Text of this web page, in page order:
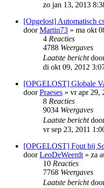
zo jan 13, 2013
[Opgelost] Automatisch
doorMartin73 » ma okt
4 Reacties
4788 Weergaves
Laatste bericht
di okt 09, 2012
[OPGELOST] Globale
doorPraeses » vr apr 29,
8 Reacties
9034 Weergaves
Laatste bericht
vr sep 23, 2011
[OPGELOST] Fout bij
doorLeoDeWeerdt » za
10 Reacties
7768 Weergaves
Laatste bericht